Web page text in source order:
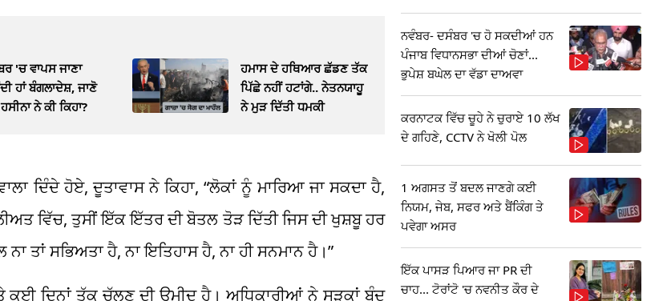
'ਚ ਵਾਪਸ ਜਾਣਾ
ਹਾਂ ਬੰਗਲਾਦੇਸ਼, ਜਾਣੋ
ਨੇ ਕੀ ਕਿਹਾ?
ਹਮਾਸ ਦੇ ਹਥਿਆਰ ਛੱਡਣ ਤੱਕ
ਪਿੱਛੇ ਨਹੀਂ ਹਟਾਂਗੇ.. ਨੇਤਨਯਾਹੂ
ਨੇ ਮੁੜ ਦਿੱਤੀ ਧਮਕੀ
ਦਿੰਦੇ ਹੋਏ, ਦੂਤਾਵਾਸ ਨੇ ਕਿਹਾ, “ਲੋਕਾਂ ਨੂੰ ਮਾਰਿਆ ਜਾ ਸਕਦਾ ਹੈ,
ਵਿੱਚ, ਤੁਸੀਂ ਇੱਕ ਇੱਤਰ ਦੀ ਬੋਤਲ ਤੋੜ ਦਿੱਤੀ ਜਿਸ ਦੀ ਖੁਸ਼ਬੂ ਹਰ
ਤਾਂ ਸਭਿਅਤਾ ਹੈ, ਨਾ ਇਤਿਹਾਸ ਹੈ, ਨਾ ਹੀ ਸਨਮਾਨ ਹੈ।”
ਦਿਨਾਂ ਤੱਕ ਚੱਲਣ ਦੀ ਉਮੀਦ ਹੈ। ਅਧਿਕਾਰੀਆਂ ਨੇ ਸੜਕਾਂ ਬੰਦ
ਨਵੰਬਰ- ਦਸੰਬਰ 'ਚ ਹੋ ਸਕਦੀਆਂ ਹਨ
ਪੰਜਾਬ ਵਿਧਾਨਸਭਾ ਦੀਆਂ ਚੋਣਾਂ...
ਭੁਪੇਸ਼ ਬਘੇਲ ਦਾ ਵੱਡਾ ਦਾਅਵਾ
ਕਰਨਾਟਕ ਵਿੱਚ ਚੂਹੇ ਨੇ ਚੁਰਾਏ 10 ਲੱਖ
ਦੇ ਗਹਿਣੇ, CCTV ਨੇ ਖੋਲੀ ਪੋਲ
1 ਅਗਸਤ ਤੋਂ ਬਦਲ ਜਾਣਗੇ ਕਈ
ਨਿਯਮ, ਜੇਬ, ਸਫਰ ਅਤੇ ਬੈਂਕਿੰਗ ਤੇ
ਪਵੇਗਾ ਅਸਰ
ਇੱਕ ਪਾਸੜ ਪਿਆਰ ਜਾ PR ਦੀ
ਚਾਹ... ਟੋਰਾਂਟੋ 'ਚ ਨਵਨੀਤ ਕੌਰ ਦੇ